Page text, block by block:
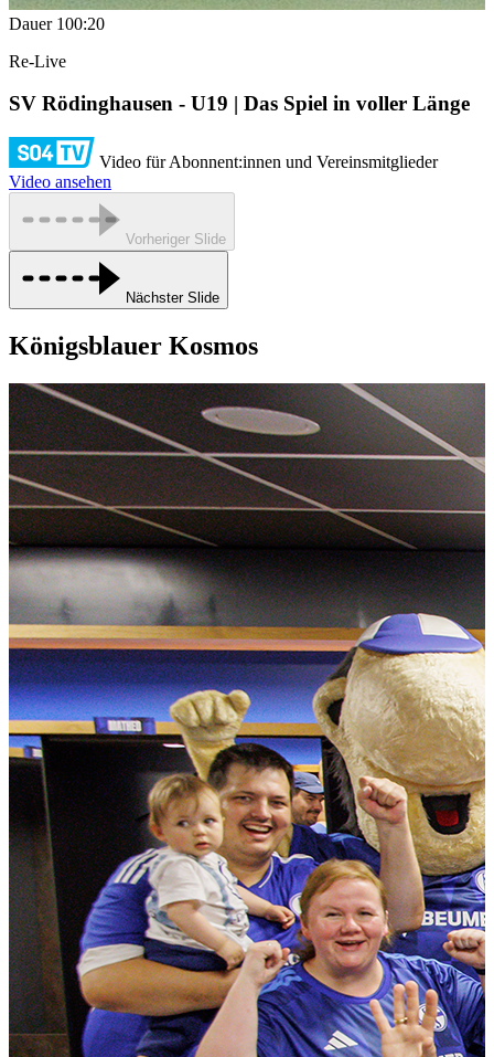
Dauer100:20
Re-Live
SV Rödinghausen - U19 | Das Spiel in voller Länge
Video für Abonnent:innen und Vereinsmitglieder
Video ansehen
Vorheriger Slide
Nächster Slide
Königsblauer Kosmos